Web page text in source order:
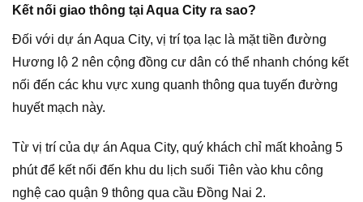
Kết nối giao thông tại Aqua City ra sao?
Đối với dự án Aqua City, vị trí tọa lạc là mặt tiền đường
Hương lộ 2 nên cộng đồng cư dân có thể nhanh chóng kết
nối đến các khu vực xung quanh thông qua tuyến đường
huyết mạch này.
Từ vị trí của dự án Aqua City, quý khách chỉ mất khoảng 5
phút để kết nối đến khu du lịch suối Tiên vào khu công
nghệ cao quận 9 thông qua cầu Đồng Nai 2.